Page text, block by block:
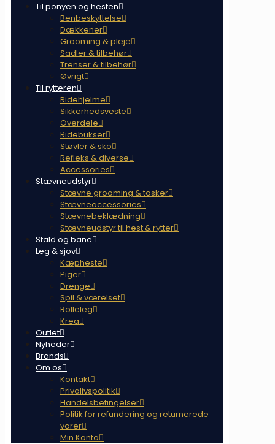
Til ponyen og hesten
Benbeskyttelse
Dækkener
Grooming & pleje
Sadler & tilbehør
Trenser & tilbehør
Øvrigt
Til rytteren
Ridehjelme
Sikkerhedsveste
Overdele
Ridebukser
Støvler & sko
Refleks & diverse
Accessories
Stævneudstyr
Stævne grooming & tasker
Stævneaccessories
Stævnebeklædning
Stævneudstyr til hest & rytter
Stald og bane
Leg & sjov
Kæpheste
Piger
Drenge
Spil & værelset
Rolleleg
Krea
Outlet
Nyheder
Brands
Om os
Kontakt
Privalivspolitik
Handelsbetingelser
Politik for refundering og returnerede
varer
Min Konto